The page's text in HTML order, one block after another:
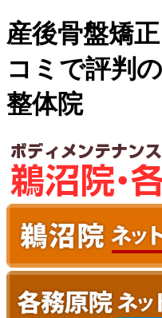
産後骨盤矯
コミで評判
整体院